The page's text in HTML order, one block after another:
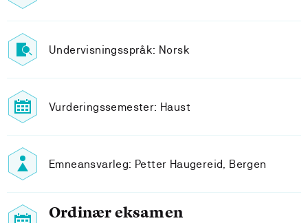
Undervisningsspråk: Norsk
Vurderingssemester: Haust
Emneansvarleg: Petter Haugereid, Bergen
Ordinær eksamen